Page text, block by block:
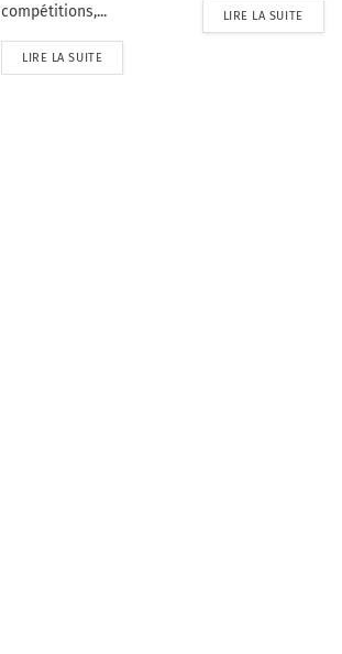
compétitions,...
LIRE LA SUITE
LIRE LA SUITE